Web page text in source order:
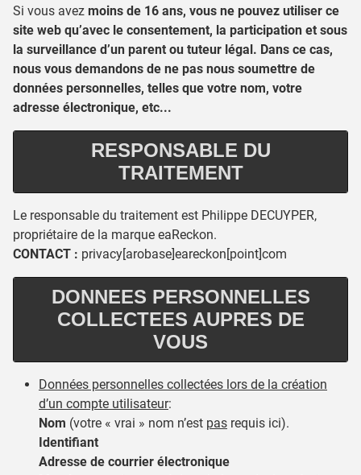
Si vous avez moins de 16 ans, vous ne pouvez utiliser ce
site web qu’avec le consentement, la participation et sous
la surveillance d’un parent ou tuteur légal. Dans ce cas,
nous vous demandons de ne pas nous soumettre de
données personnelles, telles que votre nom, votre
adresse électronique, etc...
RESPONSABLE DU
TRAITEMENT
Le responsable du traitement est Philippe DECUYPER,
propriétaire de la marque eaReckon.
CONTACT : privacy[arobase]eareckon[point]com
DONNEES PERSONNELLES
COLLECTEES AUPRES DE
VOUS
Données personnelles collectées lors de la création
d’un compte utilisateur:
Nom (votre « vrai » nom n’est pas requis ici).
Identifiant
Adresse de courrier électronique